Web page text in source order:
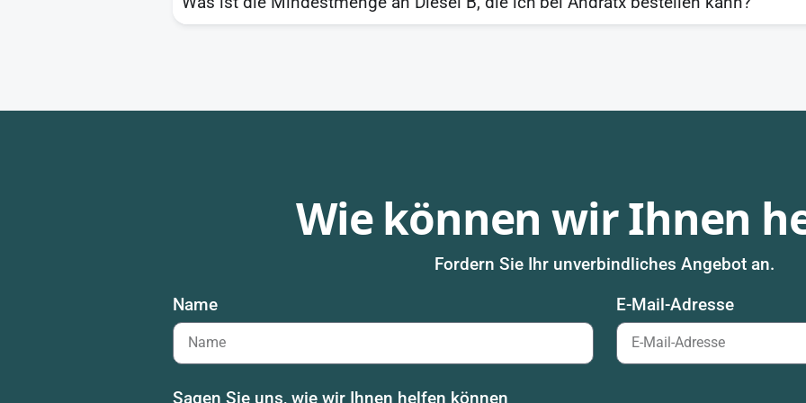
Wie können wir Ihnen
Fordern Sie Ihr unverbindliches Angebot an.
Name
E-Mail-Adresse
Sagen Sie uns, wie wir Ihnen helfen können